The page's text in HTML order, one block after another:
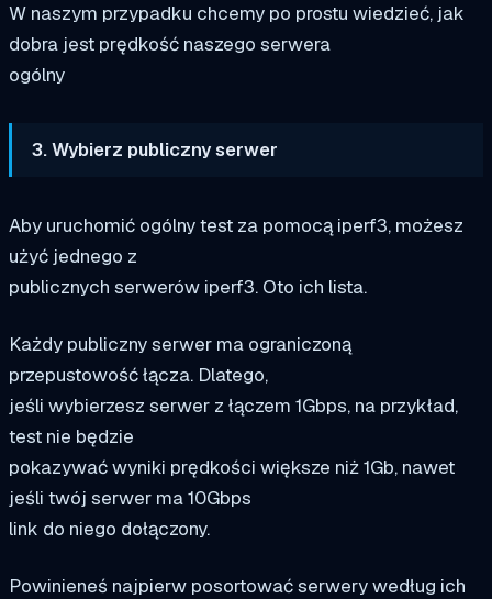
W naszym przypadku chcemy po prostu wiedzieć, jak
dobra jest prędkość naszego serwera
ogólny
3. Wybierz publiczny serwer
Aby uruchomić ogólny test za pomocą iperf3, możesz
użyć jednego z
publicznych serwerów iperf3. Oto ich lista.
Każdy publiczny serwer ma ograniczoną
przepustowość łącza. Dlatego,
jeśli wybierzesz serwer z łączem 1Gbps, na przykład,
test nie będzie
pokazywać wyniki prędkości większe niż 1Gb, nawet
jeśli twój serwer ma 10Gbps
link do niego dołączony.
Powinieneś najpierw posortować serwery według ich